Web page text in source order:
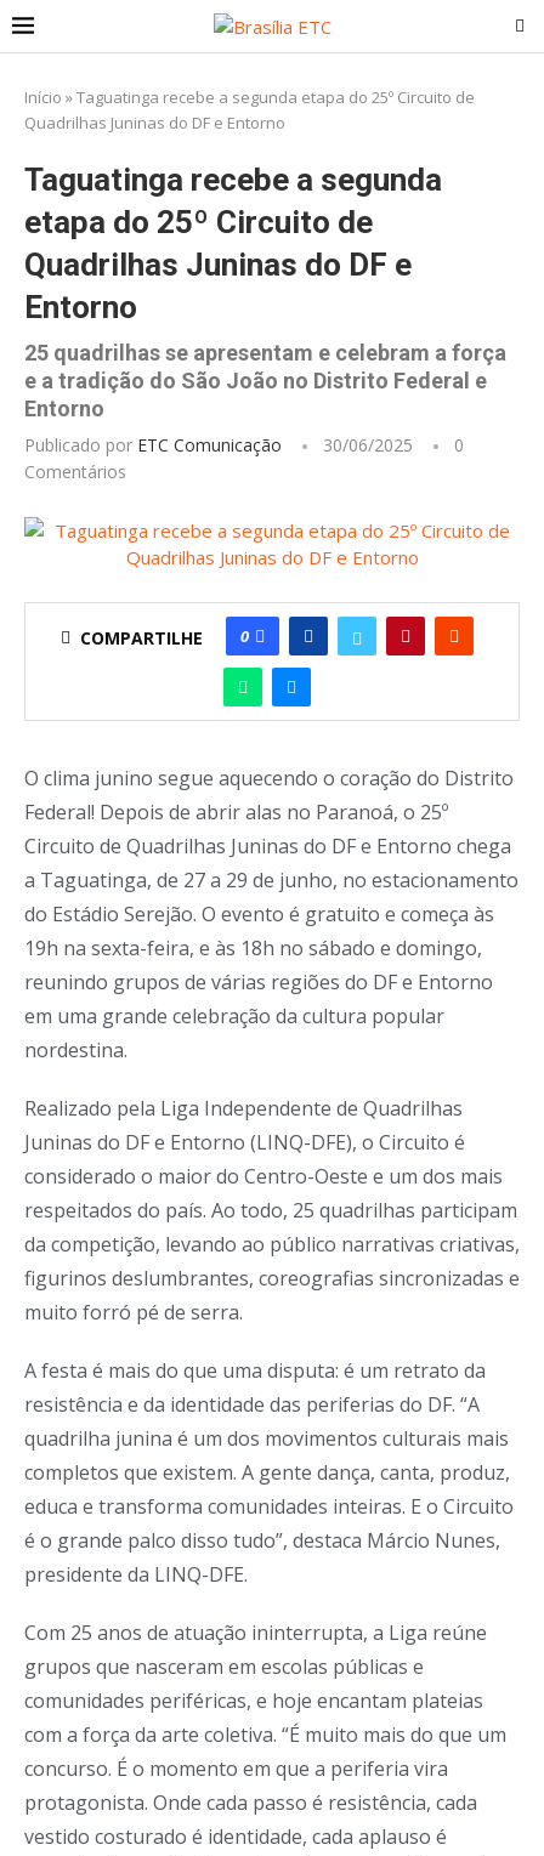
Início »Taguatinga recebe a segunda etapa do 25º Circuito de
Quadrilhas Juninas do DF e Entorno
Taguatinga recebe a segunda
etapa do 25º Circuito de
Quadrilhas Juninas do DF e
Entorno
25 quadrilhas se apresentam e celebram a força
e a tradição do São João no Distrito Federal e
Entorno
Publicado por ETC Comunicação 30/06/2025
0
Comentários
COMPARTILHE 0
O clima junino segue aquecendo o coração do Distrito
Federal! Depois de abrir alas no Paranoá, o 25º
Circuito de Quadrilhas Juninas do DF e Entorno chega
a Taguatinga, de 27 a 29 de junho, no estacionamento
do Estádio Serejão. O evento é gratuito e começa às
19h na sexta-feira, e às 18h no sábado e domingo,
reunindo grupos de várias regiões do DF e Entorno
em uma grande celebração da cultura popular
nordestina.
Realizado pela Liga Independente de Quadrilhas
Juninas do DF e Entorno (LINQ-DFE), o Circuito é
considerado o maior do Centro-Oeste e um dos mais
respeitados do país. Ao todo, 25 quadrilhas participam
da competição, levando ao público narrativas criativas,
figurinos deslumbrantes, coreografias sincronizadas e
muito forró pé de serra.
A festa é mais do que uma disputa: é um retrato da
resistência e da identidade das periferias do DF. “A
quadrilha junina é um dos movimentos culturais mais
completos que existem. A gente dança, canta, produz,
educa e transforma comunidades inteiras. E o Circuito
é o grande palco disso tudo”, destaca Márcio Nunes,
presidente da LINQ-DFE.
Com 25 anos de atuação ininterrupta, a Liga reúne
grupos que nasceram em escolas públicas e
comunidades periféricas, e hoje encantam plateias
com a força da arte coletiva. “É muito mais do que um
concurso. É o momento em que a periferia vira
protagonista. Onde cada passo é resistência, cada
vestido costurado é identidade, cada aplauso é